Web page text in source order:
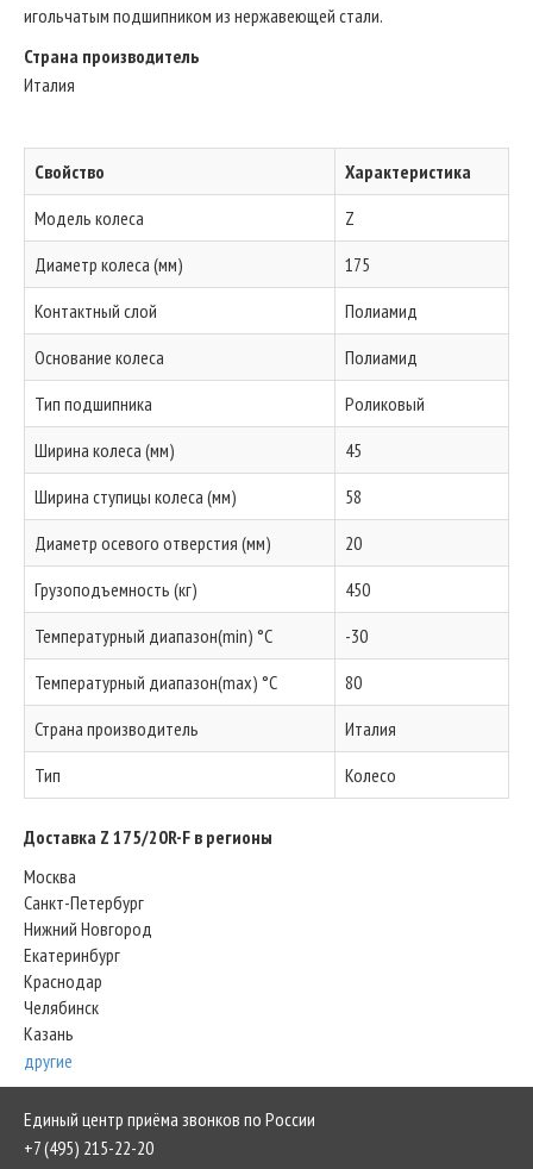
игольчатым подшипником из нержавеющей стали.
Страна производитель
Италия
Свойство
Характеристика
Модель колеса
Z
Диаметр колеса (мм)
175
Контактный слой
Полиамид
Основание колеса
Полиамид
Тип подшипника
Роликовый
Ширина колеса (мм)
45
Ширина ступицы колеса (мм)
58
Диаметр осевого отверстия (мм)
20
Грузоподъемность (кг)
450
Температурный диапазон(min) °C
-30
Температурный диапазон(max) °C
80
Страна производитель
Италия
Тип
Колесо
Доставка Z 175/20R-F в регионы
Москва
Санкт-Петербург
Нижний Новгород
Екатеринбург
Краснодар
Челябинск
Казань
другие
Единый центр приёма звонков по России
+7 (495) 215-22-20